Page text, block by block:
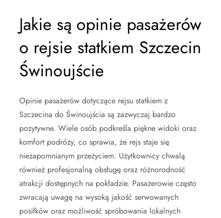
Jakie są opinie pasażerów
o rejsie statkiem Szczecin
Świnoujście
Opinie pasażerów dotyczące rejsu statkiem z
Szczecina do Świnoujścia są zazwyczaj bardzo
pozytywne. Wiele osób podkreśla piękne widoki oraz
komfort podróży, co sprawia, że rejs staje się
niezapomnianym przeżyciem. Użytkownicy chwalą
również profesjonalną obsługę oraz różnorodność
atrakcji dostępnych na pokładzie. Pasażerowie często
zwracają uwagę na wysoką jakość serwowanych
posiłków oraz możliwość spróbowania lokalnych